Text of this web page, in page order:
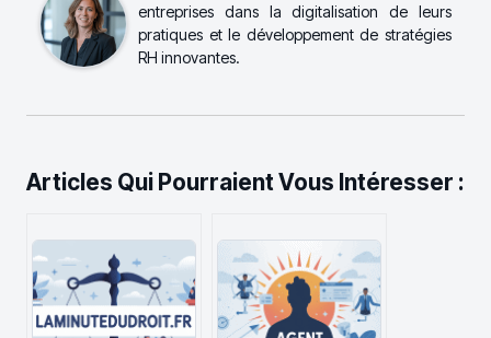
entreprises dans la digitalisation de leurs
pratiques et le développement de stratégies
RH innovantes.
Articles Qui Pourraient Vous Intéresser :